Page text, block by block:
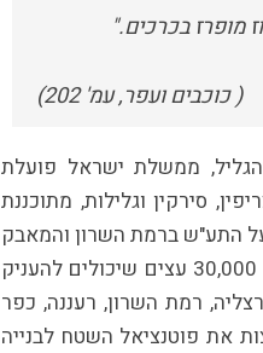
מופרז בכרכים."
( כוכבים ועפר, עמ' 202)
ממשלת ישראל פועלת
סירקין וגלילות, מתוכננת
מפעל התע"ש ברמת השרון והמאבק
המתנהל על תכנית זו ראויים לתשומת לב מיוחדת. בשטח זה, נטועים כ- 30,000 עצים שיכולים להעניק
רמת השרון, רעננה, כפר
את פוטנציאל השטח לבנייה